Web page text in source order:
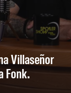
Villaseñor
Fonk.